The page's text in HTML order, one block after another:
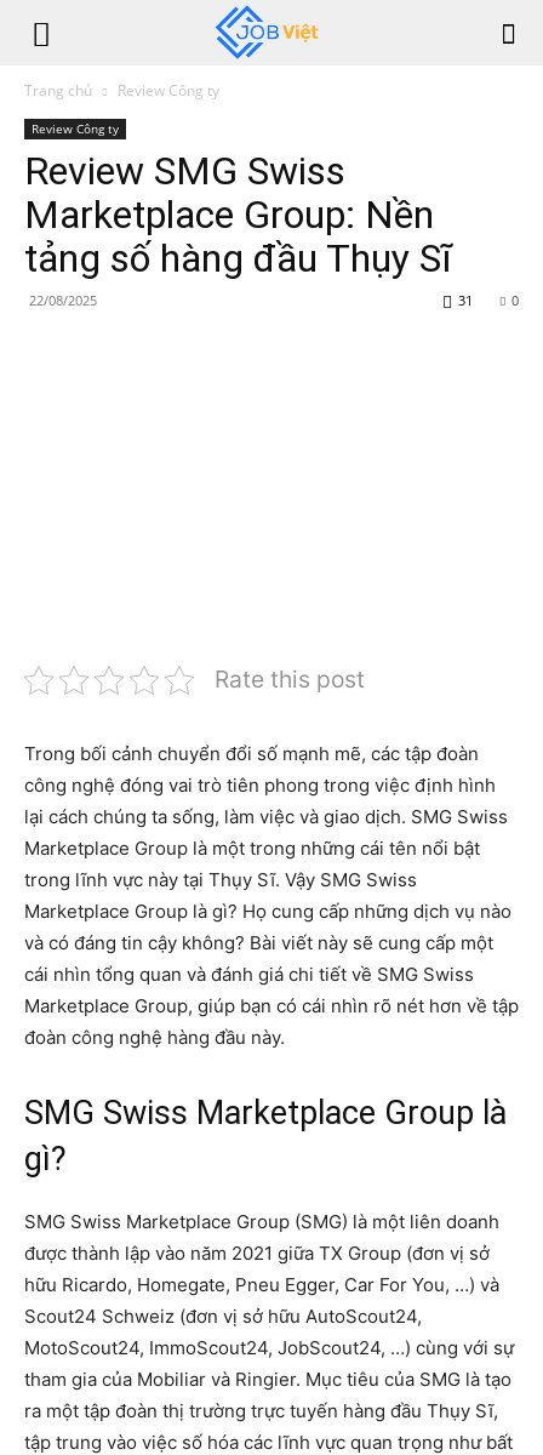
Trang chủ Review Công ty
Review Công ty
Review SMG Swiss
Marketplace Group: Nền
tảng số hàng đầu Thụy Sĩ
22/08/2025 0
31
Rate this post
Trong bối cảnh chuyển đổi số mạnh mẽ, các tập đoàn
công nghệ đóng vai trò tiên phong trong việc định hình
lại cách chúng ta sống, làm việc và giao dịch. SMG Swiss
Marketplace Group là một trong những cái tên nổi bật
trong lĩnh vực này tại Thụy Sĩ. Vậy SMG Swiss
Marketplace Group là gì? Họ cung cấp những dịch vụ nào
và có đáng tin cậy không? Bài viết này sẽ cung cấp một
cái nhìn tổng quan và đánh giá chi tiết về SMG Swiss
Marketplace Group, giúp bạn có cái nhìn rõ nét hơn về tập
đoàn công nghệ hàng đầu này.
SMG Swiss Marketplace Group là
gì?
SMG Swiss Marketplace Group (SMG) là một liên doanh
được thành lập vào năm 2021 giữa TX Group (đơn vị sở
hữu Ricardo, Homegate, Pneu Egger, Car For You, …) và
Scout24 Schweiz (đơn vị sở hữu AutoScout24,
MotoScout24, ImmoScout24, JobScout24, …) cùng với sự
tham gia của Mobiliar và Ringier. Mục tiêu của SMG là tạo
ra một tập đoàn thị trường trực tuyến hàng đầu Thụy Sĩ,
tập trung vào việc số hóa các lĩnh vực quan trọng như bất